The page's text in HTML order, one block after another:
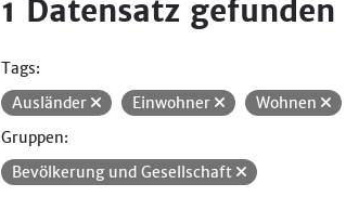
1 Datensatz gefunden
Tags:
Ausländer
Einwohner
Wohnen
Gruppen:
Bevölkerung und Gesellschaft